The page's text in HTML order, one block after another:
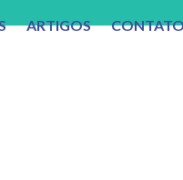
ARTIGOS